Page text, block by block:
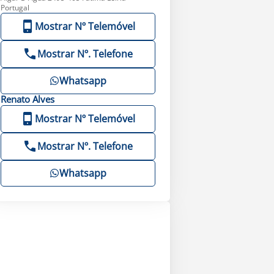
Portugal
Mostrar Nº Telemóvel
Mostrar Nº. Telefone
Whatsapp
Renato Alves
Mostrar Nº Telemóvel
Mostrar Nº. Telefone
Whatsapp